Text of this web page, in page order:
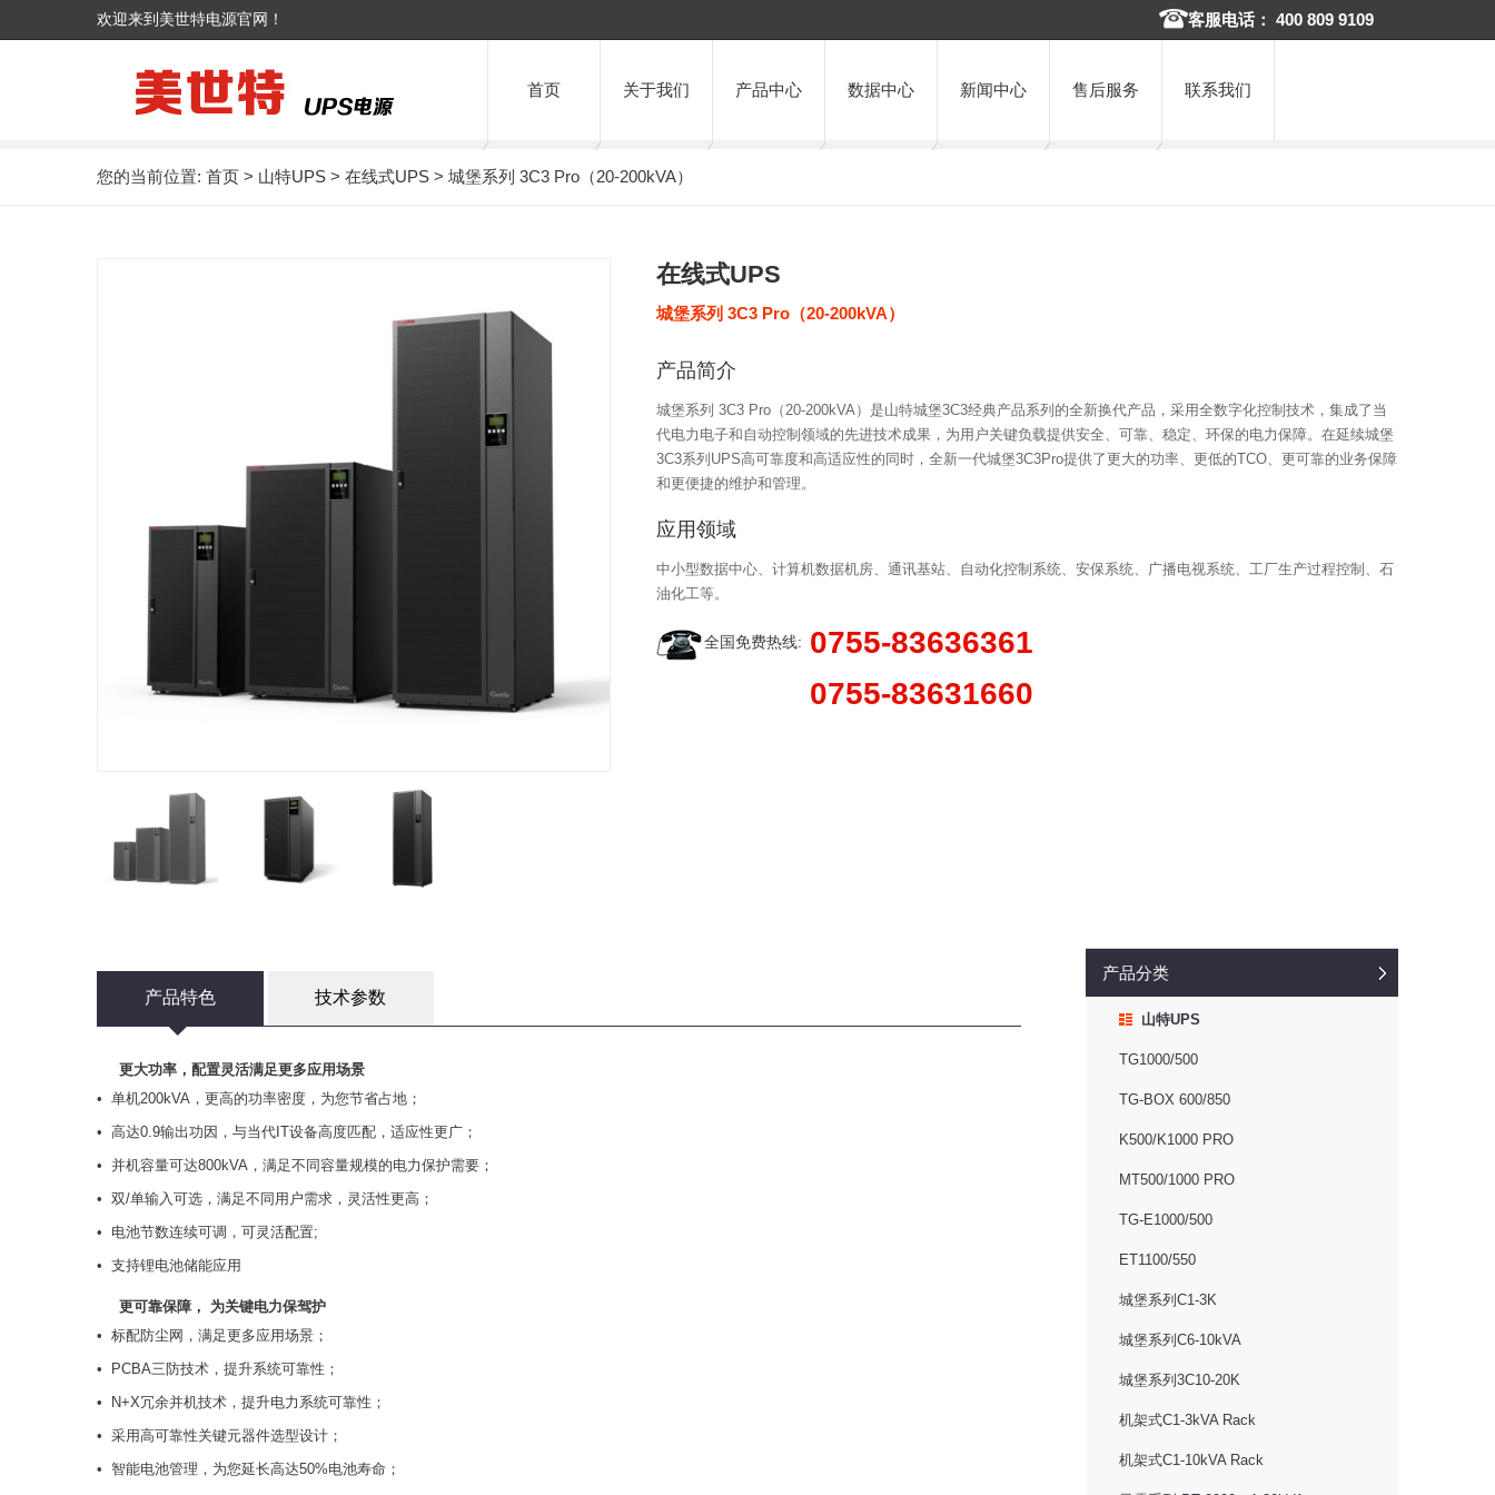
欢迎来到美世特电源官网！ 客服电话： 400 809 9109
首页 关于我们 产品中心 数据中心 新闻中心 售后服务 联系我们
您的当前位置: 首页 > 山特UPS > 在线式UPS > 城堡系列 3C3 Pro（20-200kVA）
在线式UPS
城堡系列 3C3 Pro（20-200kVA）
产品简介
城堡系列 3C3 Pro（20-200kVA）是山特城堡3C3经典产品系列的全新换代产品，采用全数字化控制技术，集成了当
代电力电子和自动控制领域的先进技术成果，为用户关键负载提供安全、可靠、稳定、环保的电力保障。在延续城堡
3C3系列UPS高可靠度和高适应性的同时，全新一代城堡3C3Pro提供了更大的功率、更低的TCO、更可靠的业务保障
和更便捷的维护和管理。
应用领域
中小型数据中心、计算机数据机房、通讯基站、自动化控制系统、安保系统、广播电视系统、工厂生产过程控制、石
油化工等。
全国免费热线: 0755-83636361
0755-83631660
产品特色 技术参数
更大功率，配置灵活满足更多应用场景
• 单机200kVA，更高的功率密度，为您节省占地；
• 高达0.9输出功因，与当代IT设备高度匹配，适应性更广；
• 并机容量可达800kVA，满足不同容量规模的电力保护需要；
• 双/单输入可选，满足不同用户需求，灵活性更高；
• 电池节数连续可调，可灵活配置;
• 支持锂电池储能应用
更可靠保障， 为关键电力保驾护
• 标配防尘网，满足更多应用场景；
• PCBA三防技术，提升系统可靠性；
• N+X冗余并机技术，提升电力系统可靠性；
• 采用高可靠性关键元器件选型设计；
• 智能电池管理，为您延长高达50%电池寿命；
产品分类
山特UPS
TG1000/500
TG-BOX 600/850
K500/K1000 PRO
MT500/1000 PRO
TG-E1000/500
ET1100/550
城堡系列C1-3K
城堡系列C6-10kVA
城堡系列3C10-20K
机架式C1-3kVA Rack
机架式C1-10kVA Rack